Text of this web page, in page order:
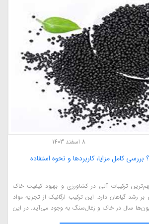
8 اسفند 1403
کامل مزایا، کاربردها و نحوه استفاده
ترکیبات آلی در کشاورزی و بهبود کیفیت خاک
رشد گیاهان دارد. این ترکیب ارگانیک از تجزیه مواد
سال در خاک و زغال‌سنگ به وجود می‌آید. در این